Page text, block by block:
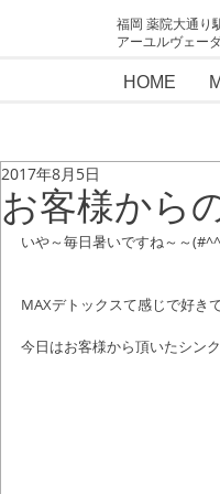
福岡 薬院大通り
アーユルヴェー
HOME
お客様から
2017年8月5日
いや～毎日暑いですね～～
MAXデトックスて感じで好き
今日はお客様から頂いたシンク